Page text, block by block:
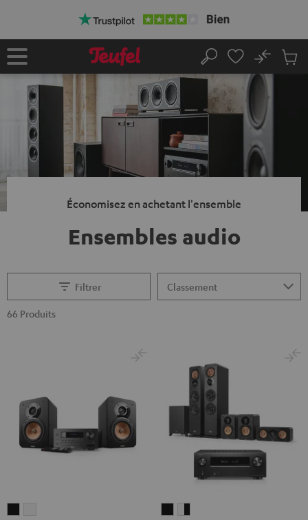
Page
Rechercher
No
Économisez en achetant l'ensemble
Ensembles audio
Filtrer
66 Produits